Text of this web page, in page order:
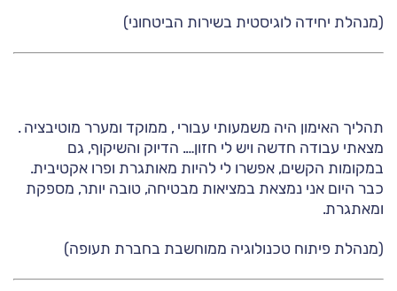
(מנהלת יחידה לוגיסטית בשירות הביטחוני)
תהליך האימון היה משמעותי עבורי , ממוקד ומערר מוטיבציה .
מצאתי עבודה חדשה ויש לי חזון…. הדיוק והשיקוף, גם
במקומות הקשים, אפשרו לי להיות מאותגרת ופרו אקטיבית.
כבר היום אני נמצאת במציאות מבטיחה, טובה יותר, מספקת
ומאתגרת.
(מנהלת פיתוח טכנולוגיה ממוחשבת בחברת תעופה)